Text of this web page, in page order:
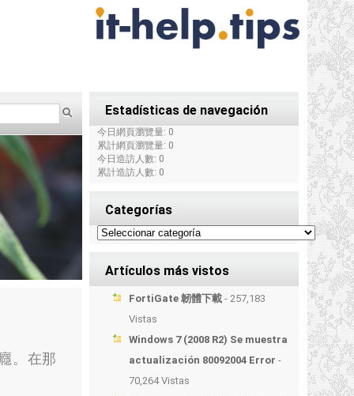
。 在那
Estadísticas de navegación
今日網頁瀏覽量: 0
累計網頁瀏覽量: 0
今日造訪人數: 0
累計造訪人數: 0
Categorías
Artículos más vistos
FortiGate 韌體下載 - 257,183
Vistas
Windows 7 (2008 R2) Se muestra
actualización 80092004 Error -
70,264 Vistas